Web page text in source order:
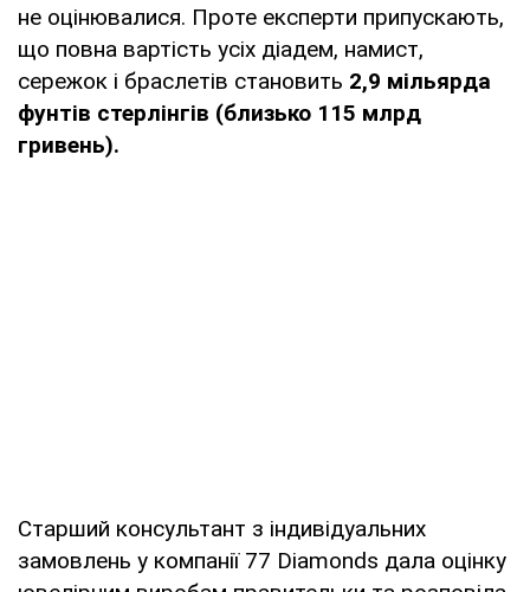
не оцінювалися. Проте експерти припускають,
що повна вартість усіх діадем, намист,
сережок і браслетів становить 2,9 мільярда
фунтів стерлінгів (близько 115 млрд
гривень).
Старший консультант з індивідуальних
замовлень у компанії 77 Diamonds дала оцінку